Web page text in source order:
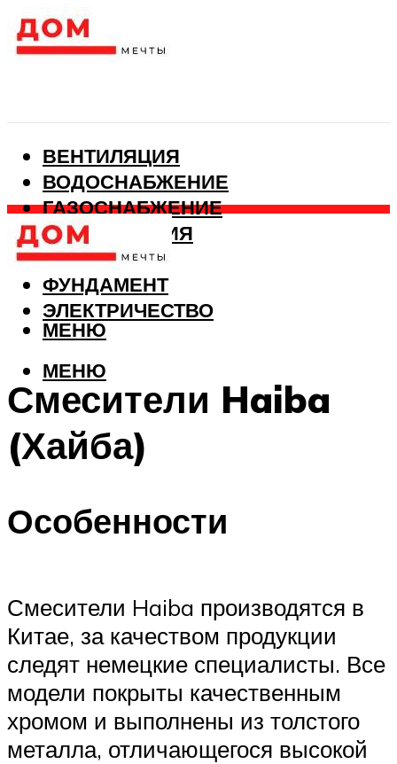
ВЕНТИЛЯЦИЯ
ВОДОСНАБЖЕНИЕ
ГАЗОСНАБЖЕНИЕ
КАНАЛИЗАЦИЯ
ОТОПЛЕНИЕ
ФУНДАМЕНТ
ЭЛЕКТРИЧЕСТВО
МЕНЮ
МЕНЮ
Смесители Haiba
(Хайба)
Особенности
Смесители Haiba производятся в
Китае, за качеством продукции
следят немецкие специалисты. Все
модели покрыты качественным
хромом и выполнены из толстого
металла, отличающегося высокой